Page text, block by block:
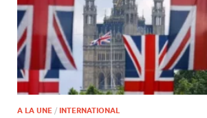
A LA UNE / INTERNATIONAL